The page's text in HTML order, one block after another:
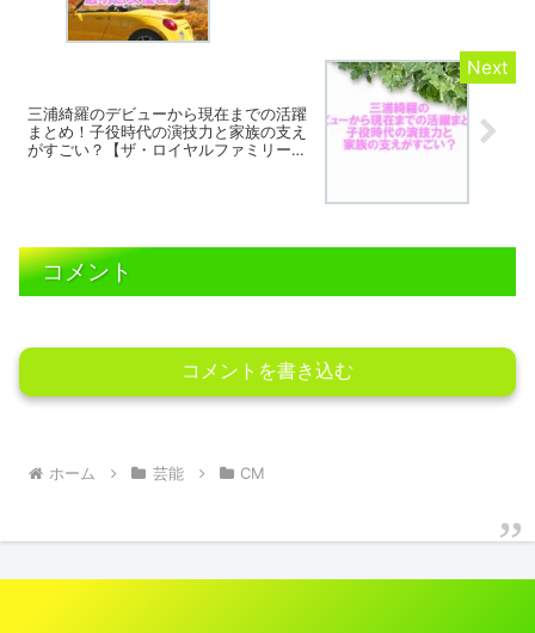
三浦綺羅のデビューから現在までの活躍
まとめ！子役時代の演技力と家族の支え
がすごい？【ザ・ロイヤルファミリー出
コメント
コメントを書き込む
ホーム 芸能 CM